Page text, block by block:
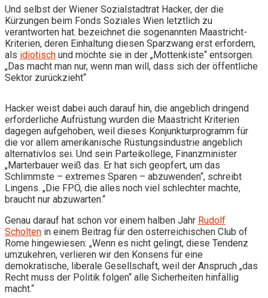
Und selbst der Wiener Sozialstadtrat Hacker, der die
Kürzungen beim Fonds Soziales Wien letztlich zu
verantworten hat. bezeichnet die sogenannten Maastricht-
Kriterien, deren Einhaltung diesen Sparzwang erst erfordern,
als idiotisch und möchte sie in der „Mottenkiste“ entsorgen.
„Das macht man nur, wenn man will, dass sich der öffentliche
Sektor zurückzieht“
Hacker weist dabei auch darauf hin, die angeblich dringend
erforderliche Aufrüstung wurden die Maastricht Kriterien
dagegen aufgehoben, weil dieses Konjunkturprogramm für
die vor allem amerikanische Rüstungsindustrie angeblich
alternativlos sei. Und sein Parteikollege, Finanzminister
„Marterbauer weiß das. Er hat sich geopfert, um das
Schlimmste – extremes Sparen – abzuwenden“, schreibt
Lingens. „Die FPÖ, die alles noch viel schlechter machte,
braucht nur abzuwarten.“
Genau darauf hat schon vor einem halben Jahr Rudolf
Scholten in einem Beitrag für den österreichischen Club of
Rome hingewiesen: „Wenn es nicht gelingt, diese Tendenz
umzukehren, verlieren wir den Konsens für eine
demokratische, liberale Gesellschaft, weil der Anspruch „das
Recht muss der Politik folgen“ alle Sicherheiten hinfällig
macht.“